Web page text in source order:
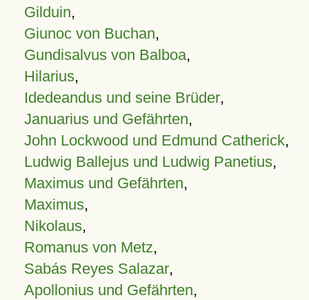
Gilduin,
Giunoc von Buchan,
Gundisalvus von Balboa,
Hilarius,
Idedeandus und seine Brüder,
Januarius und Gefährten,
John Lockwood und Edmund Catherick,
Ludwig Ballejus und Ludwig Panetius,
Maximus und Gefährten,
Maximus,
Nikolaus,
Romanus von Metz,
Sabás Reyes Salazar,
Apollonius und Gefährten,